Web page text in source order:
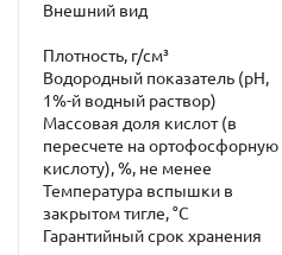
Внешний вид
Плотность, г/см³
Водородный показатель (pH,
1%-й водный раствор)
Массовая доля кислот (в
пересчете на ортофосфорную
кислоту), %, не менее
Температура вспышки в
закрытом тигле, °C
Гарантийный срок хранения